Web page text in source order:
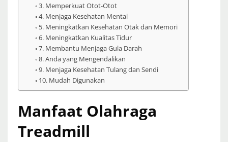
3. Memperkuat Otot-Otot
4. Menjaga Kesehatan Mental
5. Meningkatkan Kesehatan Otak dan Memori
6. Meningkatkan Kualitas Tidur
7. Membantu Menjaga Gula Darah
8. Anda yang Mengendalikan
9. Menjaga Kesehatan Tulang dan Sendi
10. Mudah Digunakan
Manfaat Olahraga
Treadmill